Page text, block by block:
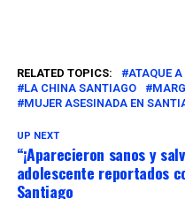
RELATED TOPICS: ATAQUE
LA CHINA SANTIAGO
MUJER ASESINADA EN
UP NEXT
“¡Aparecieron sanos y
adolescente reportados
Santiago